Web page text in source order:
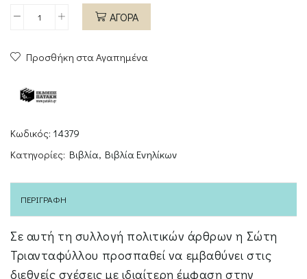
Καρχαρίες
κοριοί.
για
τρίτη
δεκαετία
του
21ου
αιώνα
ποσότητα
ΑΓΟΡΑ
Προσθήκη στα Αγαπημένα
Κωδικός: 14379
Κατηγορίες: Βιβλία, Βιβλία Ενηλίκων
ΠΕΡΙΓΡΑΦΉ
Σε αυτή τη συλλογή πολιτικών άρθρων η Σώτη
Τριανταφύλλου προσπαθεί να εµβαθύνει στις
διεθνείς σχέσεις µε ιδιαίτερη έµφαση στην